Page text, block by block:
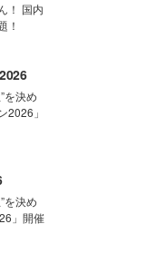
！ 国内
！
を決め
2026」
を決め
」開催